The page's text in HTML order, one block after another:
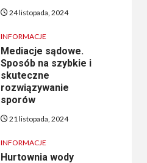
24 listopada, 2024
INFORMACJE
Mediacje sądowe.
Sposób na szybkie i
skuteczne
rozwiązywanie
sporów
21 listopada, 2024
INFORMACJE
Hurtownia wody